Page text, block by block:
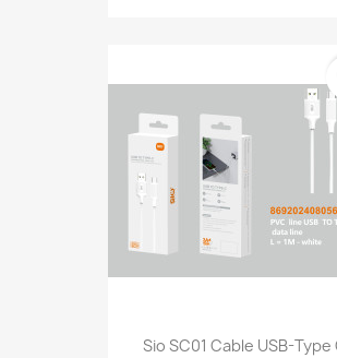
Sio SC01 Cable USB-Type